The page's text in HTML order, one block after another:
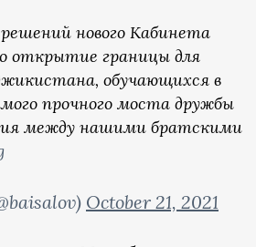
нового Кабинета
открытие границы для
обучающихся в
прочного моста дружбы
между нашими братскими
October 21, 2021